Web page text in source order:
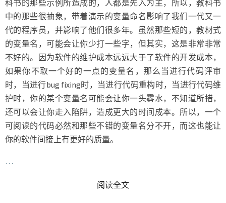
科书的那些示例所造成的，人都是先入为主，所以，教科书
中的那些很抽象，带着演示的变量命名影响了我们一代又一
代的程序员，并影响了他们很多年。虽然那些短的，教材式
的变量名，可能会让你少打一些字，但其实，这是非常非常
不好的。因为软件的维护成本远远大于了软件的开发成本，
如果你不取一个好的一点的变量名，那么当进行代码评审
时，当进行bug fixing时，当进行代码重构时，当进行代码维
护时，你的某个变量名可能会让你一头雾水，不知道所措，
还可以会让你走入陷阱，造成更大的时间成本。所以，一个
可阅读的代码必然和那些不错的变量名分不开，而这也能让
你的软件间接上有更好的质量。
…
阅读全文READ MORE